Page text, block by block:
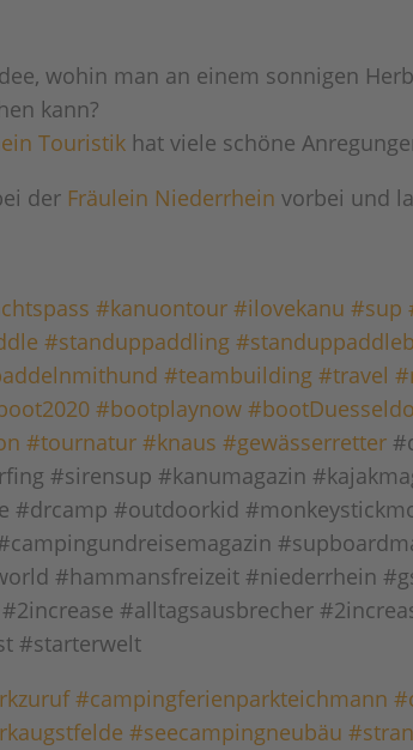
wohin man an einem sonnigen
kann?
Touristik hat viele schöne
der Fräulein Niederrhein vorbei und
#kanuontour #ilovekanu #sup
#standuppaddling
#teambuilding #travel
#bootplaynow
#tournatur #knaus #gewässerretter
#sirensup #kanumagazin
#drcamp #outdoorkid
#hammansfreizeit #niederrhein
#alltagsausbrecher
#starterwelt
#campingferienparkteichmann
#seecampingneubäu